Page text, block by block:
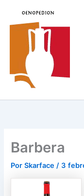
contenido
Barbera
PorSkarface/ 3